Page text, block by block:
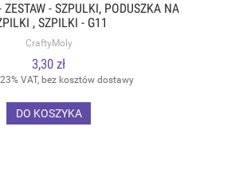
- SZPULKI, PODUSZKA NA
, SZPILKI - G11
CraftyMoly
3,30 zł
VAT, bez kosztów dostawy
DO KOSZYKA